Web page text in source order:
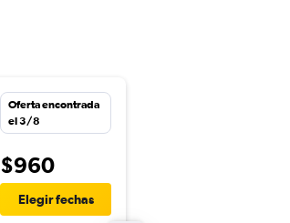
Oferta encontrada
el 3/8
$960
Elegir fechas